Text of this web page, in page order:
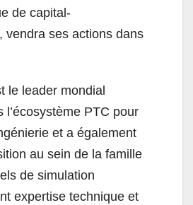
de capital-
vendra ses actions dans
le leader mondial
l’écosystème PTC pour
et a également
au sein de la famille
de simulation
expertise technique et